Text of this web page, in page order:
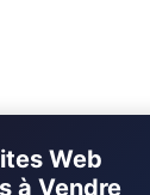
Web
à Vendre